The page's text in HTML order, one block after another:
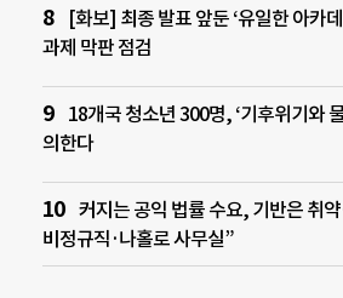
[화보] 최종 발표 앞둔 ‘유일한 아카
과제 막판 점검
18개국 청소년 300명, ‘기후위기와
의한다
커지는 공익 법률 수요, 기반은 취
비정규직·나홀로 사무실”